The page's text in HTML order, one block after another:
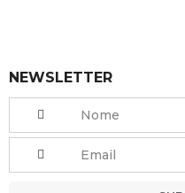
NEWSLETTER